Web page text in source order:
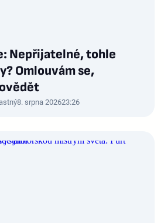
Nepřijatelné, tohle
Omlouvám se,
8. srpna 202623:26